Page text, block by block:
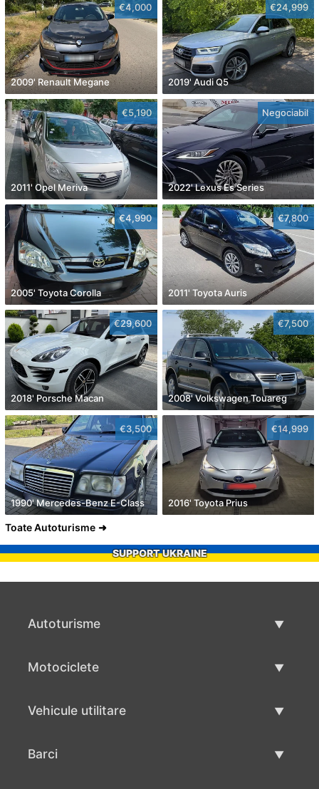
€4,000
2009' Renault Megane
€24,999
2019' Audi Q5
€5,190
2011' Opel Meriva
Negociabil
2022' Lexus Es Series
€4,990
2005' Toyota Corolla
€7,800
2011' Toyota Auris
€29,600
2018' Porsche Macan
€7,500
2008' Volkswagen Touareg
€3,500
1990' Mercedes-Benz E-Class
€14,999
2016' Toyota Prius
Toate Autoturisme
SUPPORT UKRAINE
Autoturisme
Motociclete
Vehicule utilitare
Barci